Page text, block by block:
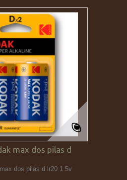
max dos pilas d
dos pilas d lr20 1.5v